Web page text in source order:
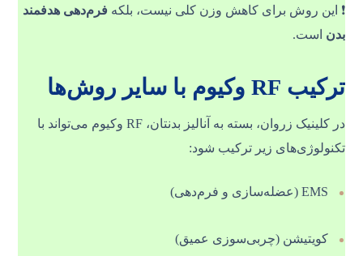
❗ این روش برای کاهش وزن کلی نیست، بلکه فرم‌دهی هدفمند
بدن است.
ترکیب RF وکیوم با سایر روش‌ها
در کلینیک زروان، بسته به آنالیز بدنتان، RF وکیوم می‌تواند با
تکنولوژی‌های زیر ترکیب شود:
EMS (عضله‌سازی و فرم‌دهی)
کویتیشن (چربی‌سوزی عمیق)